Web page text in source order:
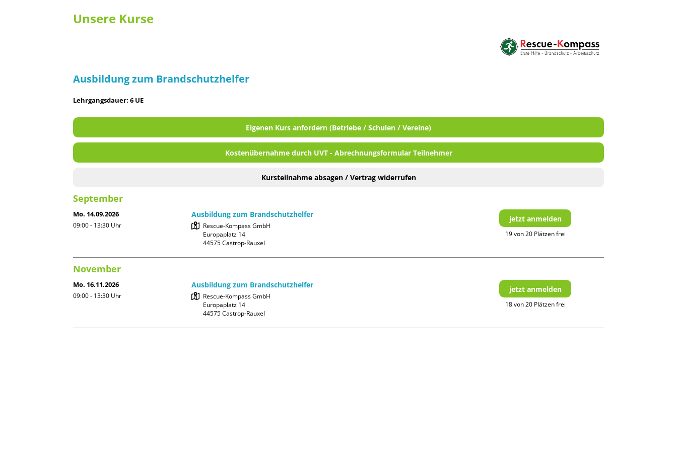
Unsere Kurse
Ausbildung zum Brandschutzhelfer
Lehrgangsdauer: 6 UE
Eigenen Kurs anfordern (Betriebe / Schulen / Vereine)
Kostenübernahme durch UVT - Abrechnungsformular Teilnehmer
Kursteilnahme absagen / Vertrag widerrufen
September
Mo. 14.09.2026
09:00 - 13:30 Uhr
Ausbildung zum Brandschutzhelfer
Rescue-Kompass GmbH
Europaplatz 14
jetzt anmelden
19 von 20 Plätzen frei
November
Mo. 16.11.2026
09:00 - 13:30 Uhr
Ausbildung zum Brandschutzhelfer
Rescue-Kompass GmbH
Europaplatz 14
jetzt anmelden
18 von 20 Plätzen frei